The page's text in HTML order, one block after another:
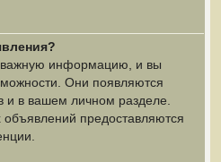
важную информацию, и вы
Они появляются
и в вашем личном разделе.
предоставляются